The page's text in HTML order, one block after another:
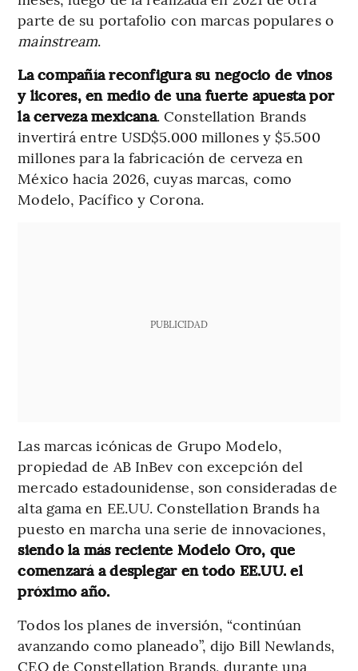
parte de su portafolio con marcas populares o
mainstream.
La compañía reconfigura su negocio de vinos
y licores, en medio de una fuerte apuesta por
la cerveza mexicana. Constellation Brands
invertirá entre USD$5.000 millones y $5.500
millones para la fabricación de cerveza en
México hacia 2026, cuyas marcas, como
Modelo, Pacífico y Corona.
PUBLICIDAD
Las marcas icónicas de Grupo Modelo,
propiedad de AB InBev con excepción del
mercado estadounidense, son consideradas de
alta gama en EE.UU. Constellation Brands ha
puesto en marcha una serie de innovaciones,
siendo la más reciente Modelo Oro, que
comenzará a desplegar en todo EE.UU. el
próximo año.
Todos los planes de inversión, “continúan
avanzando como planeado”, dijo Bill Newlands,
CEO de Constellation Brands, durante una